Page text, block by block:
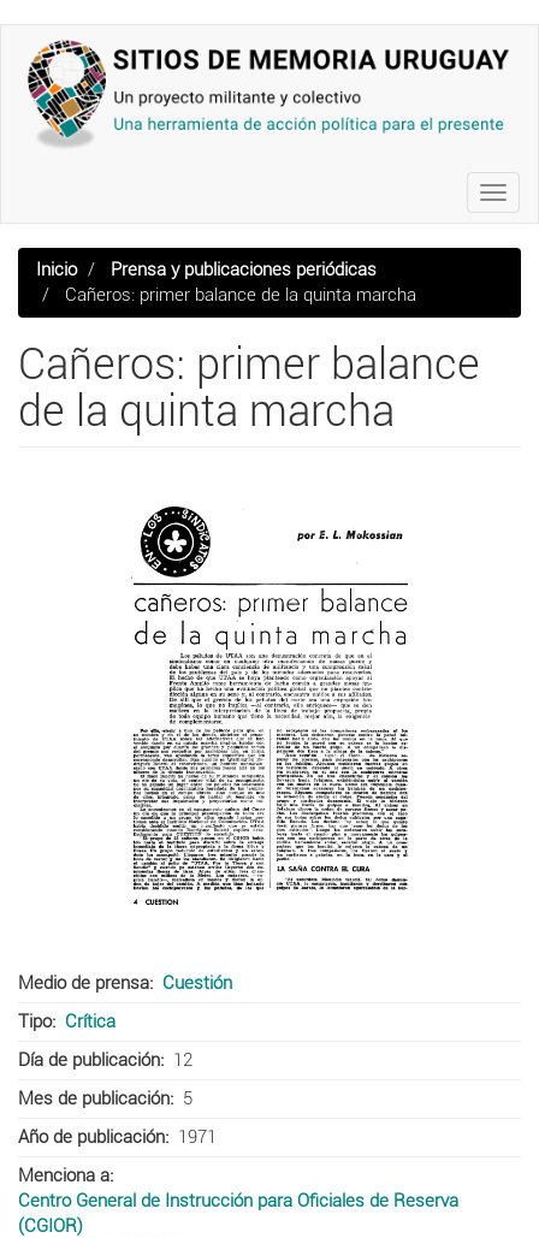
contenido
principal
Inicio
Prensa y publicaciones periódicas
Cañeros: primer balance de la quinta marcha
Cañeros: primer balance
de la quinta marcha
Medio de prensa
Cuestión
Tipo
Crítica
Día de publicación
12
Mes de publicación
5
Año de publicación
1971
Menciona a
Centro General de Instrucción para Oficiales de Reserva
(CGIOR)